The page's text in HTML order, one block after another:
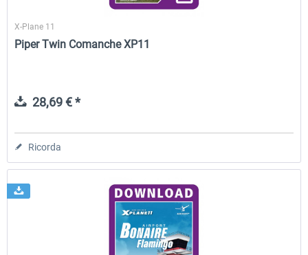
X-Plane 11
Piper Twin Comanche XP11
28,69 € *
Ricorda